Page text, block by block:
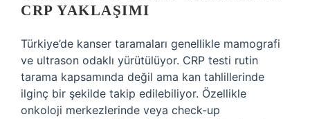
CRP YAKLAŞIMI
Türkiye’de kanser taramaları genellikle mamografi
ve ultrason odaklı yürütülüyor. CRP testi rutin
tarama kapsamında değil ama kan tahlillerinde
ilginç bir şekilde takip edilebiliyor. Özellikle
onkoloji merkezlerinde veya check-up